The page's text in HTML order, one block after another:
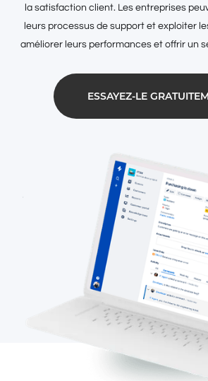
la satisfaction client. Les entreprises
leurs processus de support et exploiter
améliorer leurs performances et offrir un
ESSAYEZ-LE